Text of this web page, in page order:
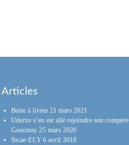
Articles
Boite à livres 21 mars 2021
Uderzo s’en est allé rejoindre son compère
Goscinny 25 mars 2020
Sicae-ELY 6 avril 2018